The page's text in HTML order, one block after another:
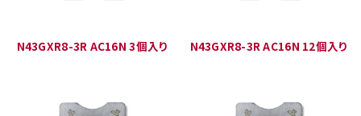
N43GXR8-3R AC16N 3個入り N43GXR8-3R AC16N 12個入り